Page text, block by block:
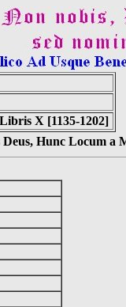
X [1135-1202]
Hunc Locum a